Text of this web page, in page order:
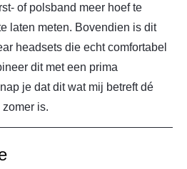
of polsband meer hoef te
laten meten. Bovendien is dit
headsets die echt comfortabel
dit met een prima
je dat dit wat mij betreft dé
is.